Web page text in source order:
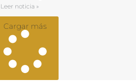
Leer noticia »
Cargar más